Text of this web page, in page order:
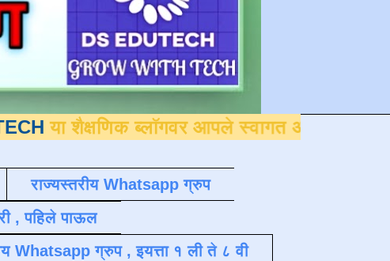
ब्लॉगवर आपले स्वागत आहे ,देवराव जाधव
राज्यस्तरीय Whatsapp ग्रुप
, पहिले पाऊल
Whatsapp ग्रुप , इयत्ता १ ली ते ८ वी